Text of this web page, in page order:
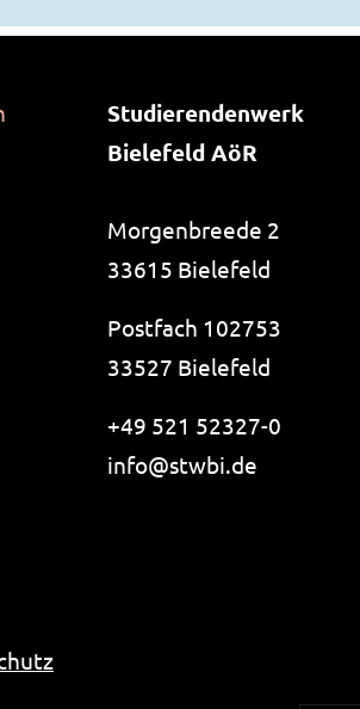
Studierendenwerk
Bielefeld AöR
Morgenbreede 2
33615 Bielefeld
Postfach 102753
33527 Bielefeld
+49 521 52327-0
info@i-like-no-spam.
stwbi.de
Tab
in neuem Tab